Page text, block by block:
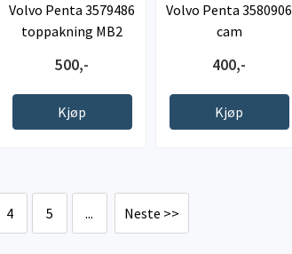
Volvo Penta 3579486
toppakning MB2
500,-
Kjøp
Volvo Penta 3580906
cam
400,-
Kjøp
4 5 ... Neste >>